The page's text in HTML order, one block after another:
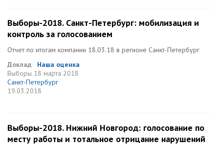
Выборы-2018. Санкт-Петербург: мобилизация и
контроль за голосованием
Отчет по итогам компании 18.03.18 в регионе Санкт-Петербург
Доклад
Наша оценка
Выборы 18 марта 2018
Санкт-Петербург
19.03.2018
Выборы-2018. Нижний Новгород: голосование по
месту работы и тотальное отрицание нарушений